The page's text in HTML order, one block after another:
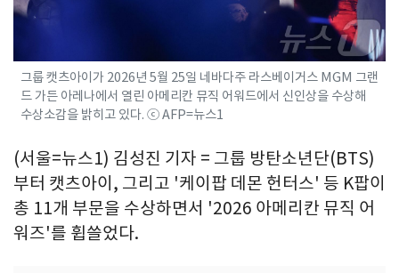
그룹 캣츠아이가 2026년 5월 25일 네바다주 라스베이거스 MGM 그랜
드 가든 아레나에서 열린 아메리칸 뮤직 어워드에서 신인상을 수상해
수상소감을 밝히고 있다. ⓒ AFP=뉴스1
(서울=뉴스1) 김성진 기자 = 그룹 방탄소년단(BTS)
부터 캣츠아이, 그리고 '케이팝 데몬 헌터스' 등 K팝이
총 11개 부문을 수상하면서 '2026 아메리칸 뮤직 어
워즈'를 휩쓸었다.